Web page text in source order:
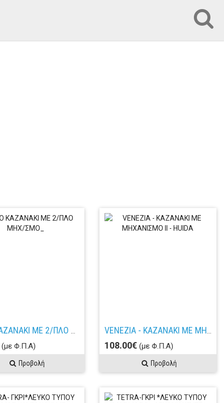
(με Φ.Π.Α)
Προβολή
108.00€ (με Φ.Π.Α)
Προβολή